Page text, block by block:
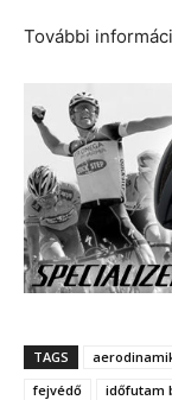
További
TAGS
fejvédő
időfutam